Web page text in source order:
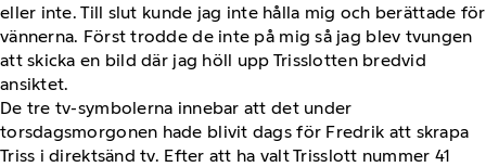
eller inte. Till slut kunde jag inte hålla mig och berättade för
vännerna. Först trodde de inte på mig så jag blev tvungen
att skicka en bild där jag höll upp Trisslotten bredvid
ansiktet.
De tre tv-symbolerna innebar att det under
torsdagsmorgonen hade blivit dags för Fredrik att skrapa
Triss i direktsänd tv. Efter att ha valt Trisslott nummer 41